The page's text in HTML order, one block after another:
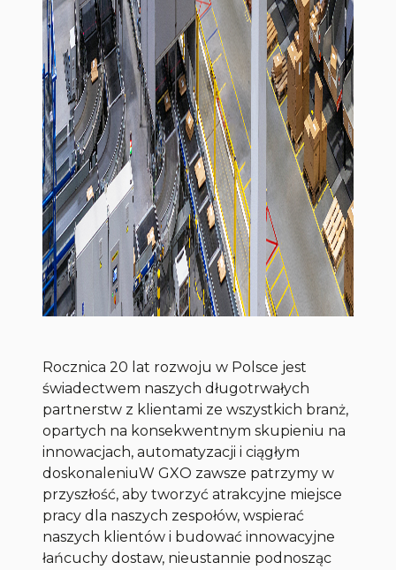
Rocznica 20 lat rozwoju w Polsce jest
świadectwem naszych długotrwałych
partnerstw z klientami ze wszystkich branż,
opartych na konsekwentnym skupieniu na
innowacjach, automatyzacji i ciągłym
doskonaleniuW GXO zawsze patrzymy w
przyszłość, aby tworzyć atrakcyjne miejsce
pracy dla naszych zespołów, wspierać
naszych klientów i budować innowacyjne
łańcuchy dostaw, nieustannie podnosząc